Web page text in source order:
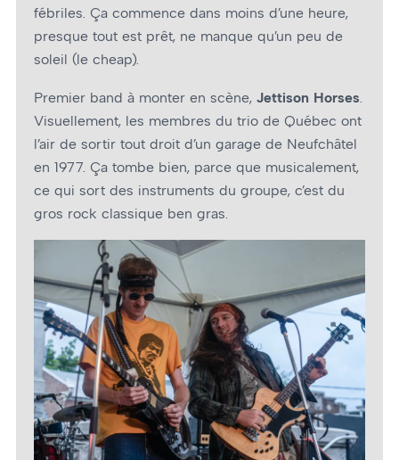
fébriles. Ça commence dans moins d’une heure,
presque tout est prêt, ne manque qu’un peu de
soleil (le cheap).
Premier band à monter en scène, Jettison Horses
Visuellement, les membres du trio de Québec ont
l’air de sortir tout droit d’un garage de Neufchâtel
en 1977. Ça tombe bien, parce que musicalement,
ce qui sort des instruments du groupe, c’est du
gros rock classique ben gras.